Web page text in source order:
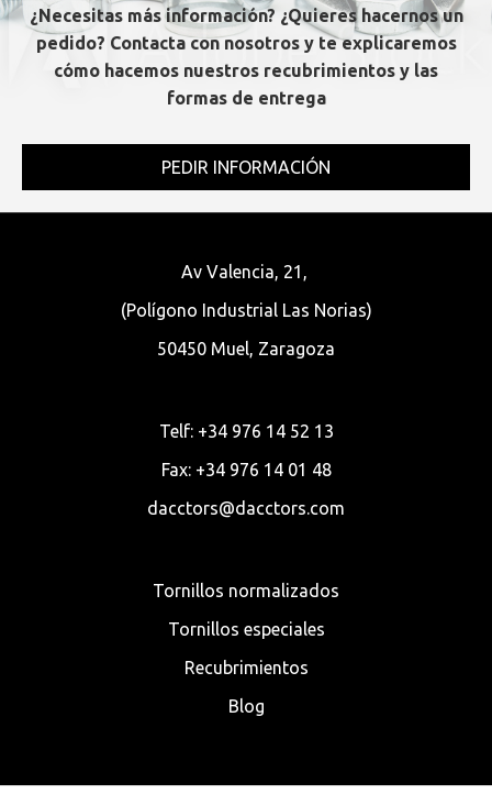
¿Necesitas más información? ¿Quieres hacernos un
pedido? Contacta con nosotros y te explicaremos
cómo hacemos nuestros recubrimientos y las
formas de entrega
PEDIR INFORMACIÓN
Av Valencia, 21,
(Polígono Industrial Las Norias)
50450 Muel, Zaragoza
Telf: +34 976 14 52 13
Fax: +34 976 14 01 48
dacctors@dacctors.com
Tornillos normalizados
Tornillos especiales
Recubrimientos
Blog